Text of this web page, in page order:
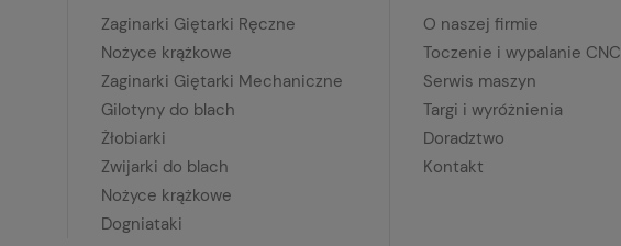
Zaginarki Giętarki Ręczne
Nożyce krążkowe
Zaginarki Giętarki Mechaniczne
Gilotyny do blach
Żłobiarki
Zwijarki do blach
Nożyce krążkowe
Dogniataki
O naszej firmie
Toczenie i wypalanie CNC
Serwis maszyn
Targi i wyróżnienia
Doradztwo
Kontakt